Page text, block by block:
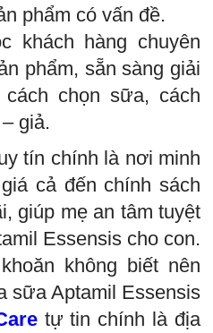
phẩm có vấn đề.
khách hàng chuyên
phẩm, sẵn sàng giải
chọn sữa, cách
giả.
tín chính là nơi minh
cả đến chính sách
giúp mẹ an tâm tuyệt
Essensis cho con.
không biết nên
sữa Aptamil Essensis
tự tin chính là địa